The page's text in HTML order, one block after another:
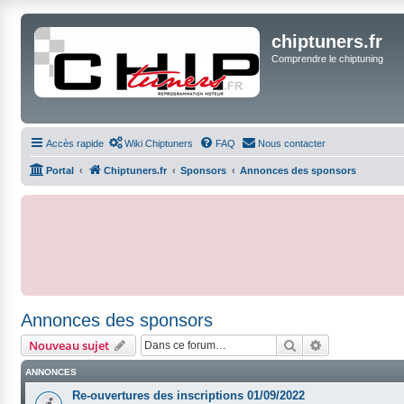
chiptuners.fr
Comprendre le chiptuning
Accès rapide Wiki Chiptuners FAQ Nous contacter
Portal Chiptuners.fr Sponsors Annonces des sponsors
Annonces des sponsors
Nouveau sujet Rechercher
ANNONCES
Re-ouvertures des inscriptions 01/09/2022